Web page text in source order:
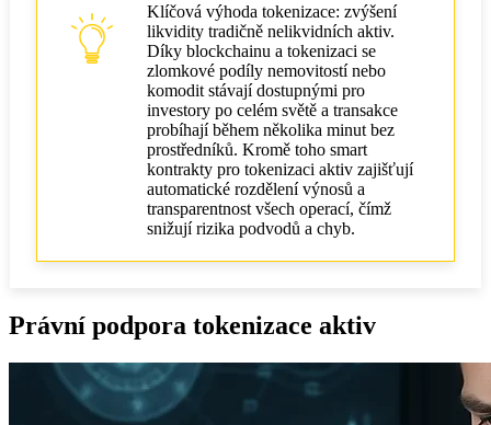
Klíčová výhoda tokenizace: zvýšení
likvidity tradičně nelikvidních aktiv.
Díky blockchainu a tokenizaci se
zlomkové podíly nemovitostí nebo
komodit stávají dostupnými pro
investory po celém světě a transakce
probíhají během několika minut bez
prostředníků. Kromě toho smart
kontrakty pro tokenizaci aktiv zajišťují
automatické rozdělení výnosů a
transparentnost všech operací, čímž
snižují rizika podvodů a chyb.
Právní podpora tokenizace aktiv